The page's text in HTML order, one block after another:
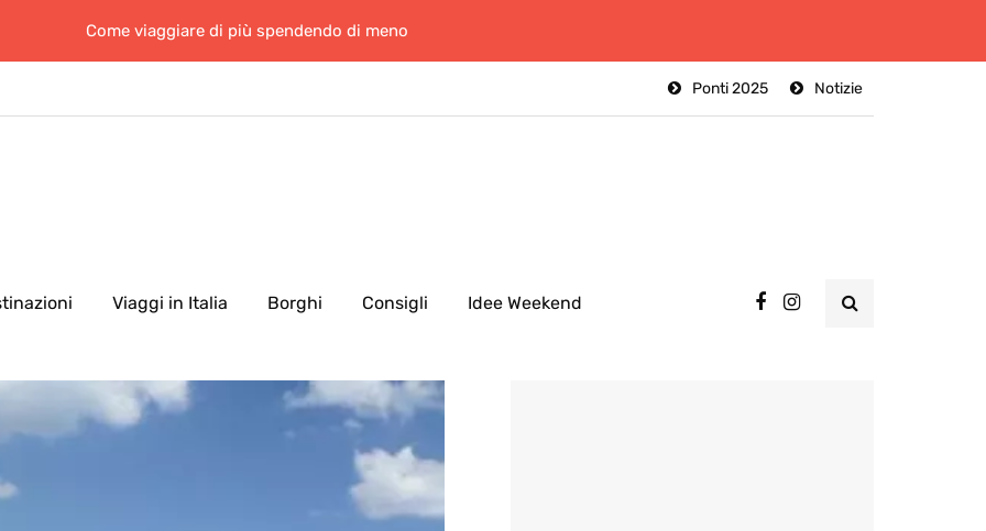
Come viaggiare di più spendendo di meno
Notizie
Ponti 2025
Viaggi in Italia Borghi Consigli Idee Weekend